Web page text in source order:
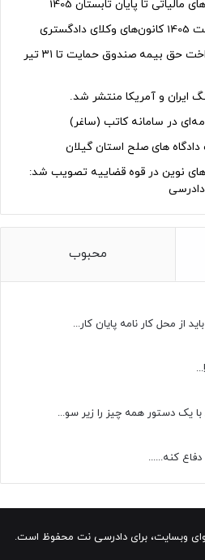
تا پایان تابستان 1405
خبر مهم برای وکلا: مهلت پرداخت حق بیمه صندوق حمایت تا ۳۱ تیر
ایران و آمریکا منتشر شد.
در سامانه کاتب (ساغر)
های صلح استان گیلان
های نوین در قوه قضاییه تصویب شد:
محبوب
از محل کار نامه پایان کار...
با یک دستور همه چیز را زیر سو...
کنه......
وبسایت، برای دادرسی نت محفوظ است.